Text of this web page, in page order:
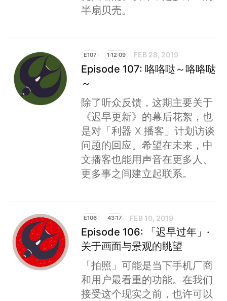
半扇贝壳。
E107 1:12:09 FEB 28, 2019
Episode 107: 咯咯哒～咯咯哒
～
除了听众反馈，这期主要关于
《迟早更新》的幕后花絮，也
是对「利器 X 播客」计划访谈
问题的回应。希望在未来，中
文播客也能用声音在更多人、
更多事之间建立起联系。
E106 43:17 FEB 10, 2019
Episode 106: 「迟早过年」·
关于画面与景观的眺望
「拍照」可能是当下手机厂商
和用户最看重的功能。在我们
接受这个现实之前，也许可以